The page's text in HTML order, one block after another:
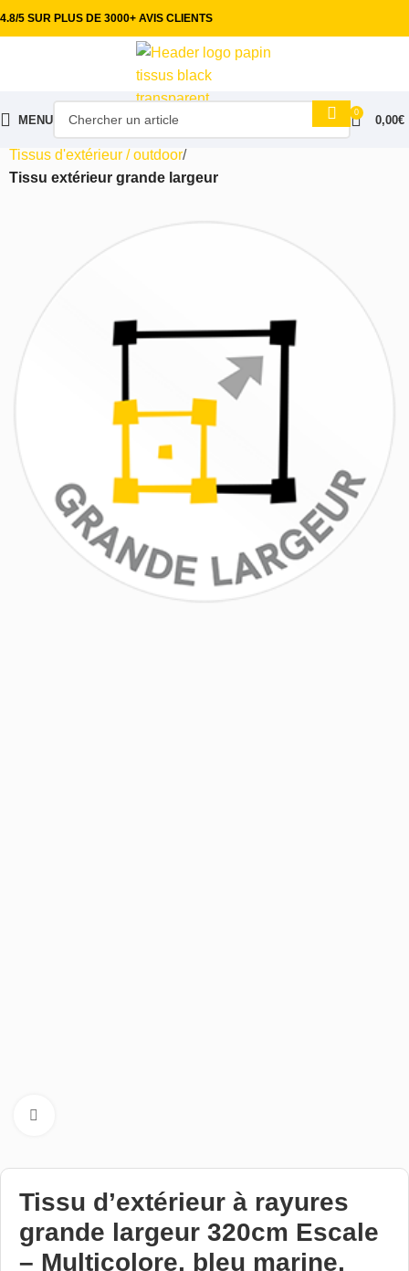
4.8/5 SUR PLUS DE 3000+ AVIS CLIENTS
MENU
0
0,00€
Tissus d'extérieur / outdoor
Tissu extérieur grande largeur
Tissu d’extérieur à rayures
grande largeur 320cm Escale
– Multicolore, bleu marine,